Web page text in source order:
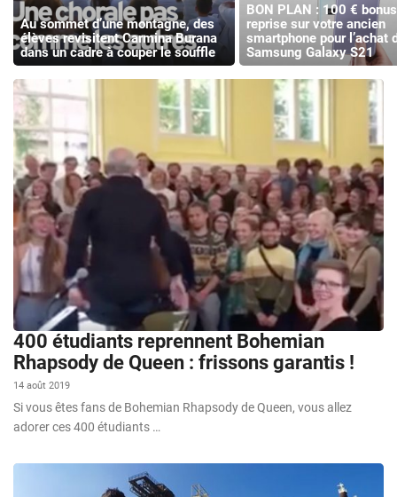
Au sommet d’une montagne, des
élèves revisitent Carmina Burana
dans un cadre à couper le souffle
BON PLAN : 100 €
reprise sur votre ancien
smartphone pour l’achat
Samsung Galaxy S21
400 étudiants reprennent Bohemian
Rhapsody de Queen : frissons garantis !
14 août 2019
Si vous êtes fans de Bohemian Rhapsody de Queen, vous allez
adorer ces 400 étudiants …